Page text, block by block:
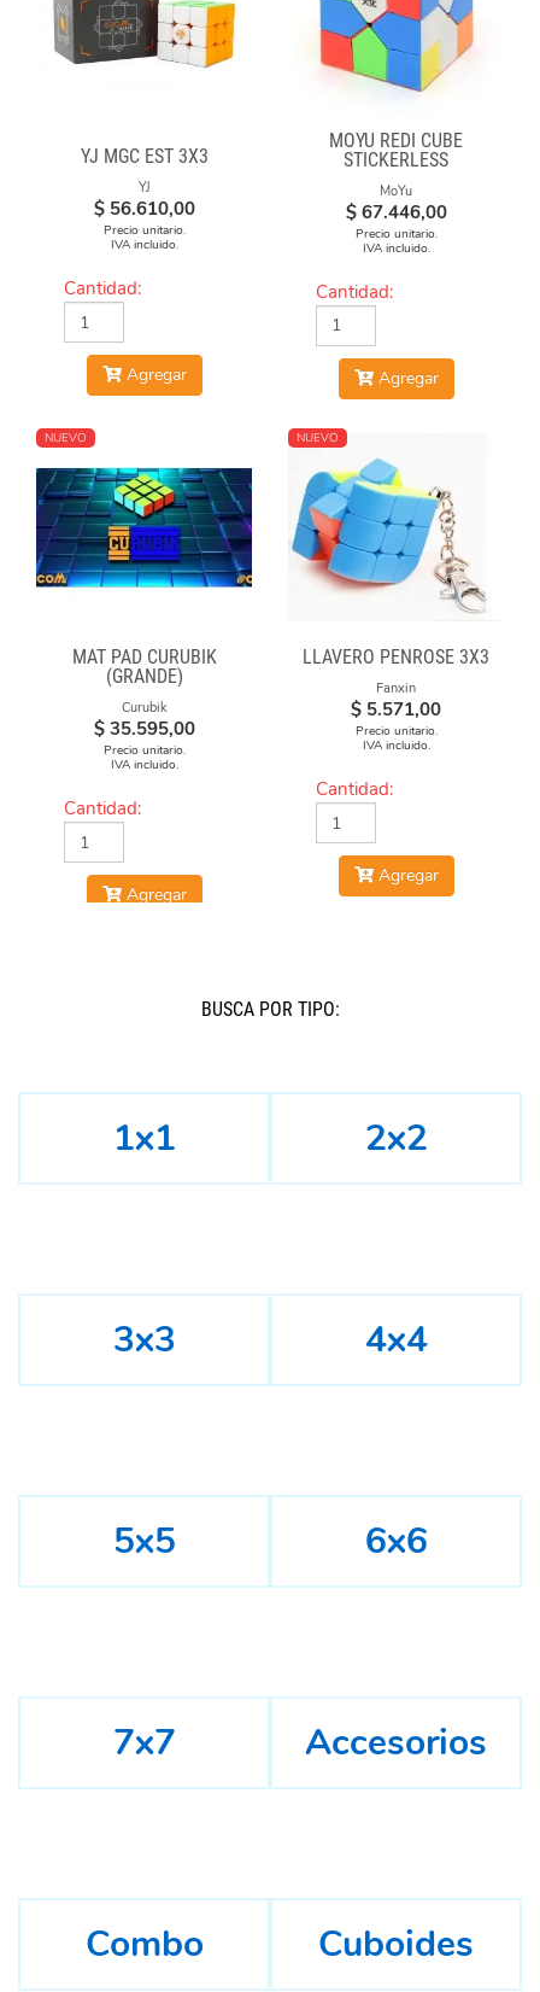
YJ MGC EST 3X3
YJ
$ 56.610,00
Precio unitario.
IVA incluido.
Cantidad:
Agregar
MOYU REDI CUBE
STICKERLESS
MoYu
$ 67.446,00
Precio unitario.
IVA incluido.
Cantidad:
Agregar
NUEVO
MAT PAD CURUBIK
(GRANDE)
Curubik
$ 35.595,00
Precio unitario.
IVA incluido.
Cantidad:
Agregar
NUEVO
LLAVERO PENROSE 3X3
Fanxin
$ 5.571,00
Precio unitario.
IVA incluido.
Cantidad:
Agregar
BUSCÁ POR TIPO:
1x1 2x2
3x3 4x4
5x5 6x6
7x7 Accesorios
Combo Cuboides